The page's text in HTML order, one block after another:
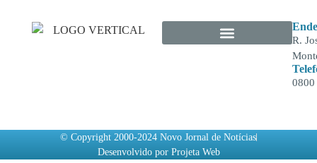
R.
0800
© Copyright 2000-2024 Novo Jornal de Notícias
Desenvolvido por Projeta Web